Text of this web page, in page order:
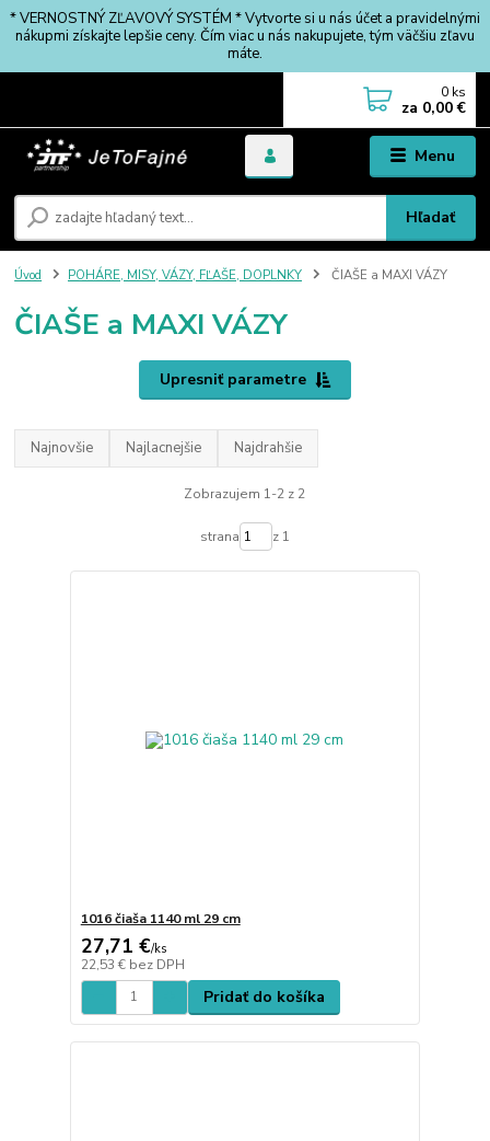
* VERNOSTNÝ ZĽAVOVÝ SYSTÉM * Vytvorte si u nás účet a pravidelnými
nákupmi získajte lepšie ceny. Čím viac u nás nakupujete, tým väčšiu zľavu
máte.
Menu
Hľadať
0 ks
za 0,00 €
Úvod POHÁRE, MISY, VÁZY, FĽAŠE, DOPLNKY ČIAŠE a MAXI VÁZY
ČIAŠE a MAXI VÁZY
Upresniť parametre
Najnovšie Najlacnejšie Najdrahšie
Zobrazujem 1-2 z 2
strana z 1
1016 čiaša 1140 ml 29 cm
27,71 €/ks
22,53 € bez DPH
Pridať do košíka